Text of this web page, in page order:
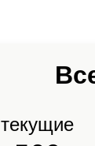
текущие